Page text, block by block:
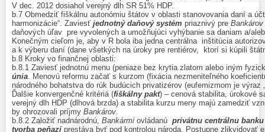
V dec. 2012 dosiahol verejný dlh SR 51% HDP.
b.7 Obmedziť fiškálnu autonómiu štátov v oblasti stanovovania daní a
harmonizácie“. Zaviesť jednotný daňový systém priaznivý pre Bankárov
daňových úľav pre vyvolených a umožňujúci vyhýbanie sa daniam a/
Konečným cieľom je, aby v R bola iba jedna centrálna inštitúcia
a k výberu daní (dane všetkých na úroky pre rentiérov, ktorí si kúpili
b.8 Kroky vo finančnej oblasti:
b.8.1 Zaviesť jednotnú menu (peniaze bez krytia zlatom alebo iným
únia . Menovú reformu začať s kurzom (fixácia nezmeniteľného
národného bohatstva do rúk budúcich privatizérov (eufemizmom je výraz
Ďalšie konvergenčné kritériá (fiškálny pakt) – cenová stabilita, úrokové
verejný dlh HDP (dlhová brzda) a stabilita kurzu meny majú zamedziť
by ohrozovali príjmy Bankárov
b.8.2 Založiť nadnárodnú, Bankármi ovládanú privátnu centrálnu banku
tvorba peňazíprestáva byť pod kontrolou národa. Postupne zlikvidovať